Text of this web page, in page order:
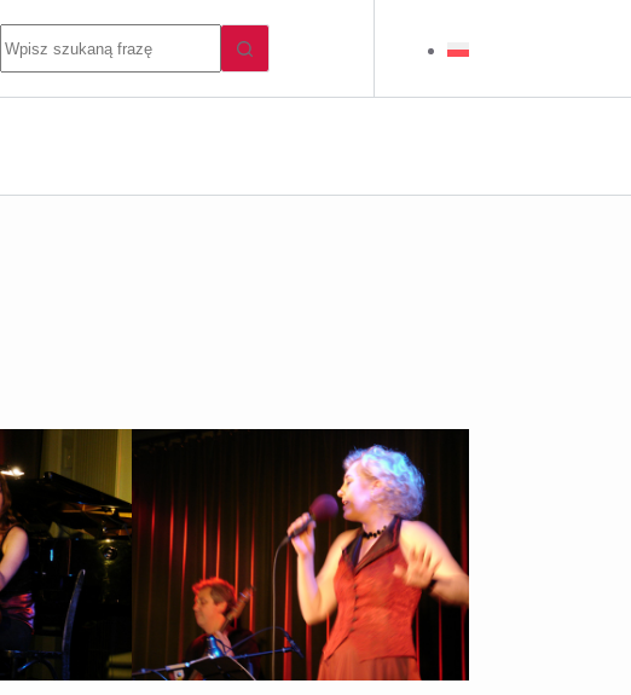
Ergebnisse